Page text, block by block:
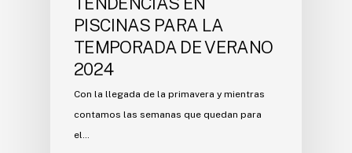
PISCINAS PARA LA
TEMPORADA DE VERANO
2024
Con la llegada de la primavera y mientras
contamos las semanas que quedan para
el…